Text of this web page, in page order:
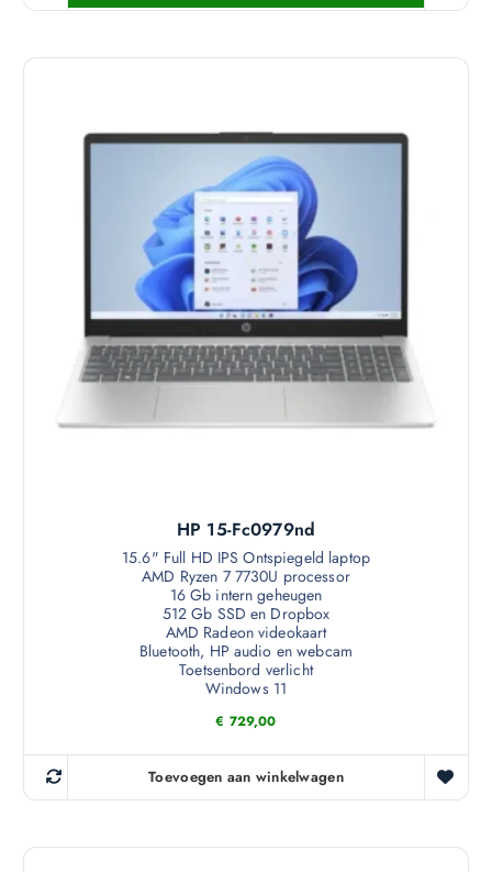
HP 15-Fc0979nd
15.6" Full HD IPS Ontspiegeld laptop
AMD Ryzen 7 7730U processor
16 Gb intern geheugen
512 Gb SSD en Dropbox
AMD Radeon videokaart
Bluetooth, HP audio en webcam
Toetsenbord verlicht
Windows 11
€ 729,00
Toevoegen aan winkelwagen